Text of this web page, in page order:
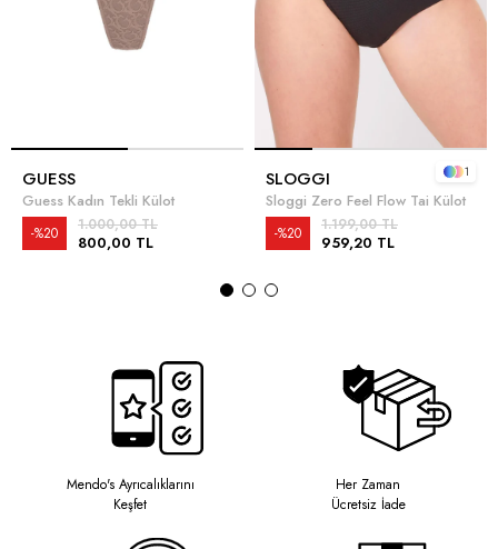
GUESS
Guess Kadın Tekli Külot
800,00 TL
1.000,00 TL
%20
SLOGGI
Sloggi Zero Feel Flow Tai Külot
959,20 TL
1.199,00 TL
%20
1
Mendo's Ayrıcalıklarını
Keşfet
Her Zaman
Ücretsiz İade